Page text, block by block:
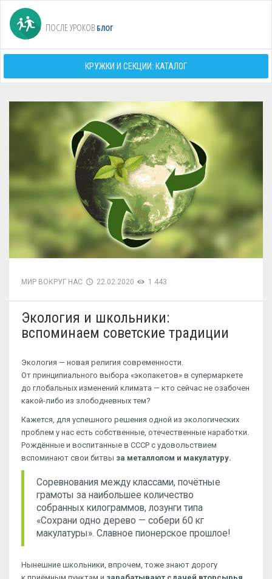
ПОСЛЕ УРОКОВ БЛОГ
КРУЖКИ И СЕКЦИИ: КАТАЛОГ
МИР ВОКРУГ НАС 22.02.2020 1 443
Экология и школьники:
вспоминаем советские традиции
Экология — новая религия современности.
От принципиального выбора «экопакетов» в супермаркете
до глобальных изменений климата — кто сейчас не озабочен
какой-либо из злободневных тем?
Кажется, для успешного решения одной из экологических
проблем у нас есть собственные, отечественные наработки.
Рождённые и воспитанные в СССР с удовольствием
вспоминают свои битвы за металлолом и макулатуру.
Соревнования между классами, почётные
грамоты за наибольшее количество
собранных килограммов, лозунги типа
«Сохрани одно дерево — собери 60 кг
макулатуры». Славное пионерское прошлое!
Нынешние школьники, впрочем, тоже знают дорогу